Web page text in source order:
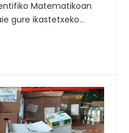
Matematikoan
gure ikastetxeko...